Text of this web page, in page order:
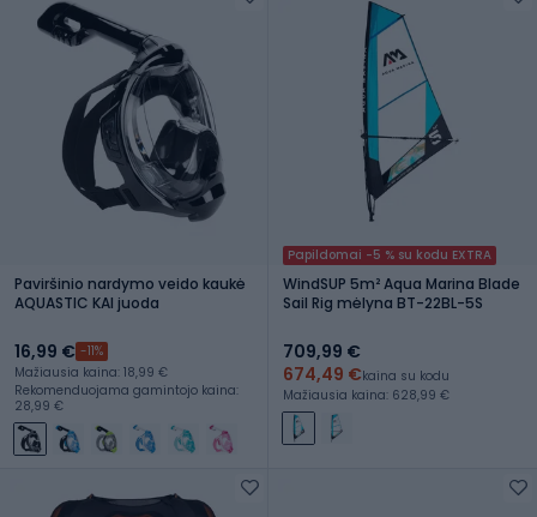
Paviršinio nardymo veido kaukė
AQUASTIC KAI juoda
16,99 € -11%
Mažiausia kaina: 18,99 €
Rekomenduojama gamintojo kaina:
28,99 €
Papildomai -5 % su kodu EXTRA
WindSUP 5m² Aqua Marina Blade
Sail Rig mėlyna BT-22BL-5S
709,99 €
674,49 €kaina su kodu
Mažiausia kaina: 628,99 €